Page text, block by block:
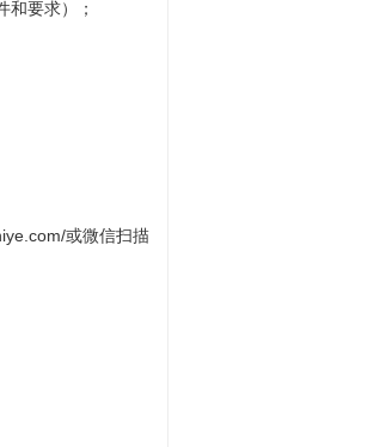
要求）；
或微信扫描